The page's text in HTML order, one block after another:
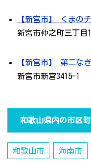
【新宮市】 くまの
新宮市仲之町三丁目
【新宮市】 第二な
新宮市新宮3415-1
和歌山県内の市区
和歌山市 海南市